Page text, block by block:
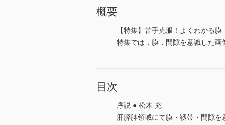
概要
【特集】苦手克服！よくわかる
特集では，膜，間隙を意識した
目次
序説 ● 松木 充
肝膵脾領域にて膜・靱帯・間隙